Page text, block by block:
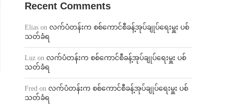
Recent Comments
Elias on လက်ပံတန်းက စစ်ကောင်စီခန့်အုပ်ချုပ်ရေးမှူး ပစ်
သတ်ခံရ
Luz on လက်ပံတန်းက စစ်ကောင်စီခန့်အုပ်ချုပ်ရေးမှူး ပစ်
သတ်ခံရ
Fred on လက်ပံတန်းက စစ်ကောင်စီခန့်အုပ်ချုပ်ရေးမှူး ပစ်
သတ်ခံရ